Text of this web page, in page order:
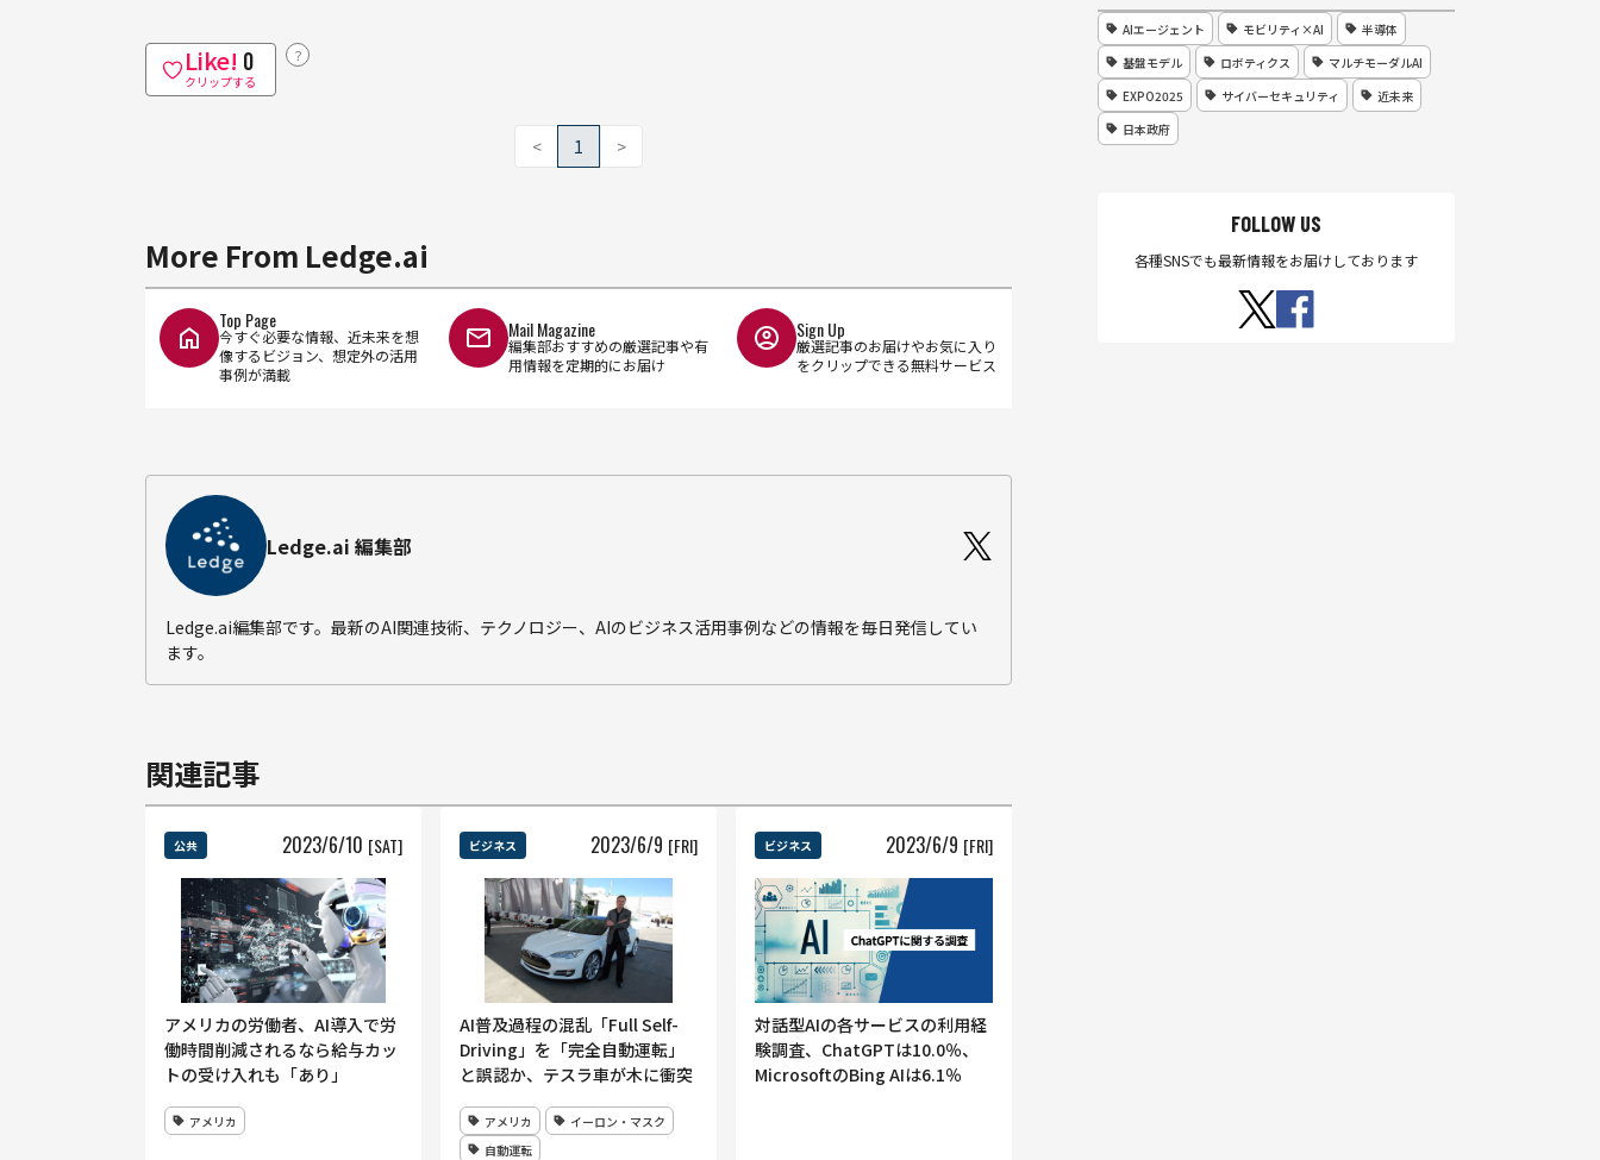
Like! 0
クリップする
？
< 1 >
More From Ledge.ai
Top Page
今すぐ必要な情報、近未来を想
像するビジョン、想定外の活用
事例が満載
Mail Magazine
編集部おすすめの厳選記事や有
用情報を定期的にお届け
Sign Up
厳選記事のお届けやお気に入り
をクリップできる無料サービス
Ledge.ai 編集部
Ledge.ai編集部です。最新のAI関連技術、テクノロジー、AIのビジネス活用事例などの情報を毎日発信してい
ます。
関連記事
公共 2023/6/10 [SAT]
アメリカの労働者、AI導入で労
働時間削減されるなら給与カッ
トの受け入れも「あり」
アメリカ
ビジネス 2023/6/9 [FRI]
AI普及過程の混乱「Full Self-
Driving」を「完全自動運転」
と誤認か、テスラ車が木に衝突
アメリカ
イーロン・マスク
自動運転
ビジネス 2023/6/9 [FRI]
対話型AIの各サービスの利用経
験調査、ChatGPTは10.0％、
MicrosoftのBing AIは6.1％
AIエージェント モビリティ×AI
半導体
基盤モデル
ロボティクス
マルチモーダルAI
EXPO2025
サイバーセキュリティ
近未来
日本政府
FOLLOW US
各種SNSでも最新情報をお届けしております